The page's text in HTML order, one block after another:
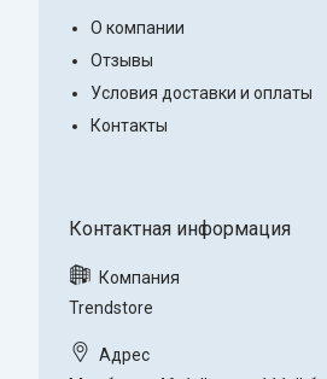
О компании
Отзывы
Условия доставки и оплаты
Контакты
Trendstore